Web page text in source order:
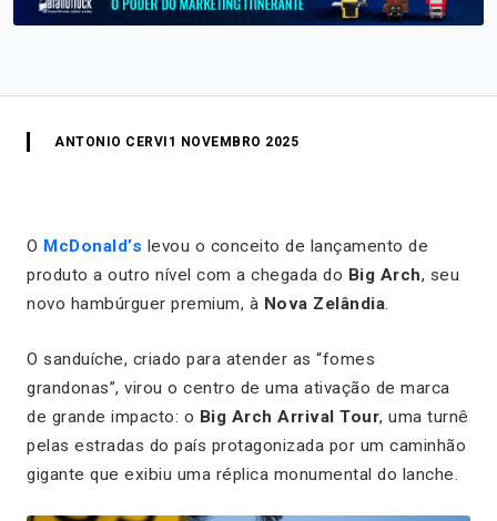
ANTONIO CERVI 1 NOVEMBRO 2025
O McDonald’s levou o conceito de lançamento de
produto a outro nível com a chegada do Big Arch, seu
novo hambúrguer premium, à Nova Zelândia.
O sanduíche, criado para atender as “fomes
grandonas”, virou o centro de uma ativação de marca
de grande impacto: o Big Arch Arrival Tour, uma turnê
pelas estradas do país protagonizada por um caminhão
gigante que exibiu uma réplica monumental do lanche.